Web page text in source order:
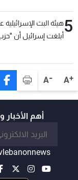
A+
A-
5هيئة البث
أبلغت إسرائيل أن
أهم الأخبار